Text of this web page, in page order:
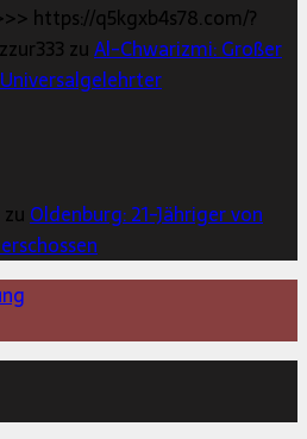
https://q5kgxb4s78.com/?
zuAl-Chwarizmi: Großer
Oldenburg: 21-Jähriger von